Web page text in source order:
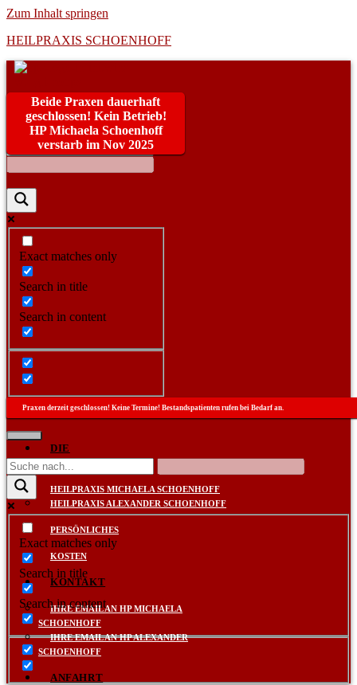
Zum Inhalt springen
HEILPRAXIS SCHOENHOFF
Beide Praxen dauerhaft
geschlossen! Kein Betrieb!
HP Michaela Schoenhoff
verstarb im Nov 2025
Exact matches only
Search in title
Search in content
Praxen derzeit geschlossen! Keine Termine! Bestandspatienten rufen bei Bedarf an.
DIE
PRAXEN
HEILPRAXIS MICHAELA SCHOENHOFF
HEILPRAXIS ALEXANDER SCHOENHOFF
PERSÖNLICHES
KOSTEN
KONTAKT
IHRE EMAIL AN HP MICHAELA
SCHOENHOFF
IHRE EMAIL AN HP ALEXANDER
SCHOENHOFF
ANFAHRT
Exact matches only
Search in title
Search in content